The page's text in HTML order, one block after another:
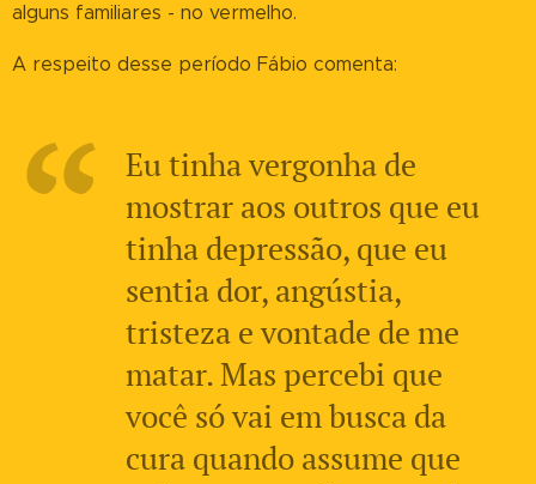
alguns familiares - no vermelho.
A respeito desse período Fábio comenta:
Eu tinha vergonha de
mostrar aos outros que eu
tinha depressão, que eu
sentia dor, angústia,
tristeza e vontade de me
matar. Mas percebi que
você só vai em busca da
cura quando assume que